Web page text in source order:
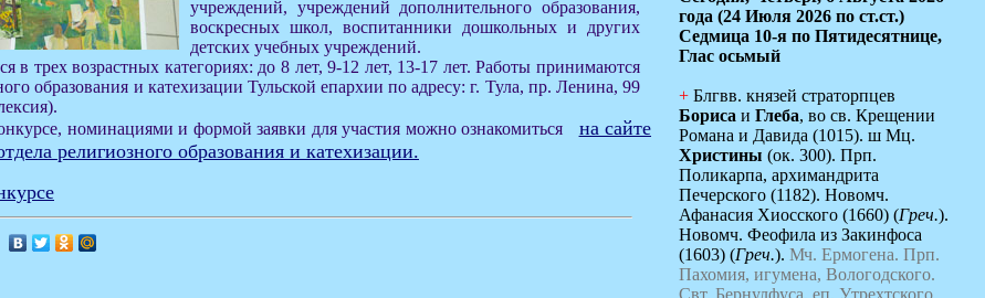
учреждений, учреждений дополнительного образования,
воскресных школ, воспитанники дошкольных и других
детских учебных учреждений.
в трех возрастных категориях: до 8 лет, 9-12 лет, 13-17 лет. Работы принимаются
образования и катехизации Тульской епархии по адресу: г. Тула, пр. Ленина, 99
номинациями и формой заявки для участия можно ознакомиться
на сайте
религиозного образования и катехизации.
года (24 Июля 2026 по ст.ст.)
Седмица 10-я по Пятидесятнице,
Глас осьмый
+ Блгвв. князей страторпцев
Бориса и Глеба, во св. Крещении
Романа и Давида (1015). ш Мц.
Христины (ок. 300). Прп.
Поликарпа, архимандрита
Печерского (1182). Новомч.
Афанасия Хиосского (1660) (Греч.).
Новомч. Феофила из Закинфоса
(1603) (Греч.). Мч. Ермогена. Прп.
Пахомия, игумена, Вологодского.
Свт. Бернулфуса, еп. Утрехтского